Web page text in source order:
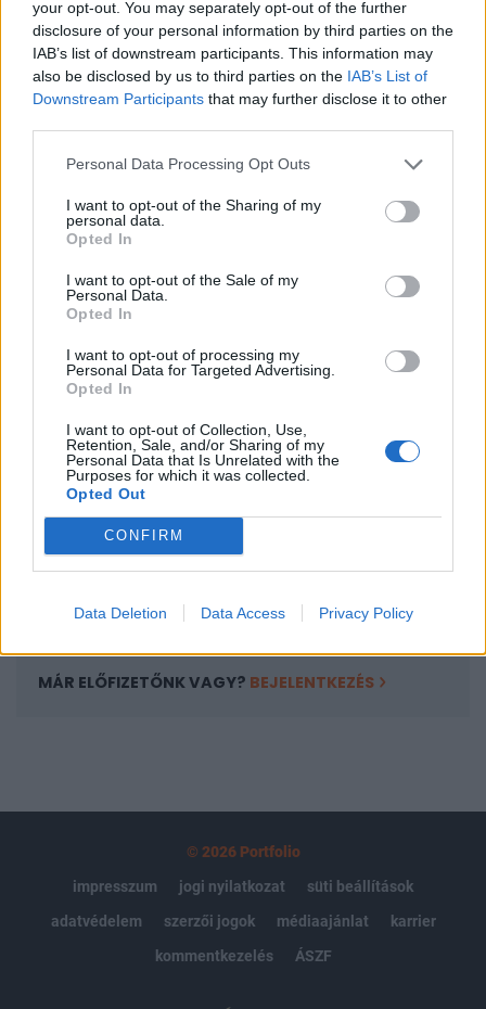
your opt-out. You may separately opt-out of the further
disclosure of your personal information by third parties on the
IAB’s list of downstream participants. This information may
also be disclosed by us to third parties on the IAB’s List of
Downstream Participants that may further disclose it to other
Personal Data Processing Opt Outs
I want to opt-out of the Sharing of my
personal data.
Opted In
I want to opt-out of the Sale of my
Personal Data.
Opted In
I want to opt-out of processing my
Personal Data for Targeted Advertising.
Opted In
I want to opt-out of Collection, Use,
Retention, Sale, and/or Sharing of my
Personal Data that Is Unrelated with the
Purposes for which it was collected.
Opted Out
CONFIRM
Data Deletion Data Access Privacy Policy
vízummentes belépési lehetőséget – írja a Henley
Passport Index friss adataira hivatkozva a CNN.
Franciaország, Németország, Olaszország, Japán,
Szingapúr, Spanyolország és Németország állampolgárai
194 célállomásra juthatnak el vízummentesen - ez a
Passport Index 19 évvel ezelőtt elkezdte nyomon követni a
globális utazási szabadságjogokat. Az elmúlt öt évben az
A keresett cikk a portfolio.hu hírarchívumához
tartozik, melynek olvasása előfizetéses
regisztrációhoz kötött.
Az előfizetés a következőket tartalmazza:
Portfolio.hu teljes cikkarchívum
Kötéslisták: BÉT elmúlt 2 év napon belüli
MÁR ELŐFIZETŐNK VAGY? BEJELENTKEZÉS
© 2026 Portfolio
impresszum
jogi nyilatkozat
süti beállítások
adatvédelem
szerzői jogok médiaajánlat
karrier
kommentkezelés
ÁSZF